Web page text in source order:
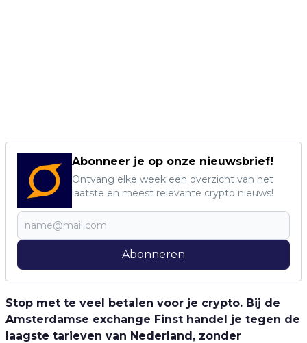
Abonneer je op onze nieuwsbrief!
Ontvang elke week een overzicht van het
laatste en meest relevante crypto nieuws!
Abonneren
Stop met te veel betalen voor je crypto. Bij de
Amsterdamse exchange Finst handel je tegen de
laagste tarieven van Nederland, zonder